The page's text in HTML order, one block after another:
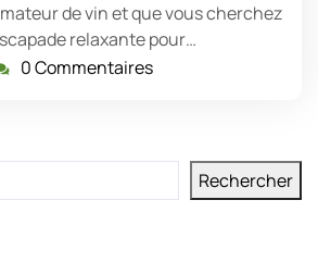
de vin et que vous cherchez
relaxante pour…
0 Commentaires
Rechercher